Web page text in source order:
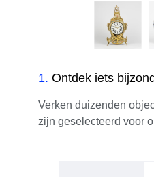
1. Ontdek iets
Verken duizenden
zijn geselecteerd voor